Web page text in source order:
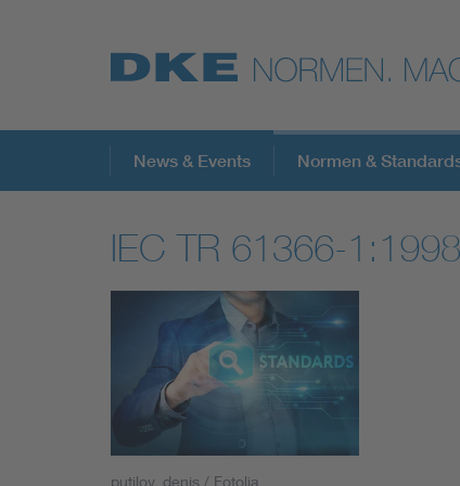
Top-Themen
VDE Fokusthemen
Digital Security
Energy
News & Events Normen &
IEC TR 61366-
putilov_denis / Fotolia